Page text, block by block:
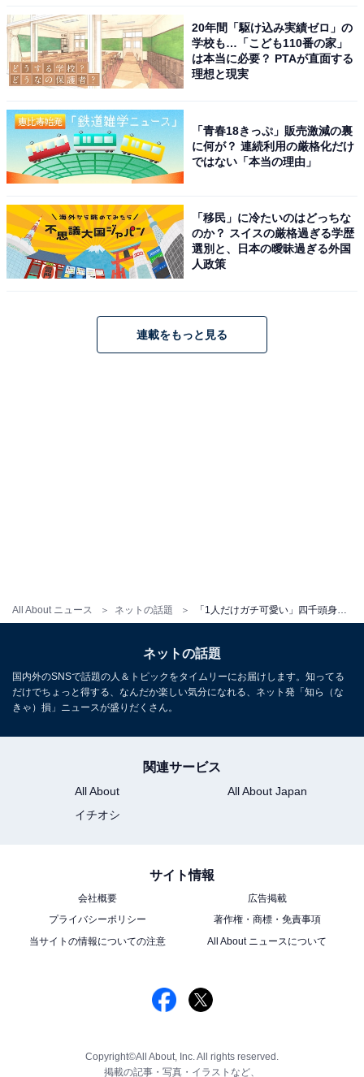
All About ニュース ネットの話題 「1人だけガチ可愛い」四千頭身・石橋、女装姿に「可愛いんだけど無理www」「似合いすぎ」の声
20年間「駆け込み実績ゼロ」の
学校も…「こども110番の家」
は本当に必要？ PTAが直面する
理想と現実
「青春18きっぷ」販売激減の裏
に何が？ 連続利用の厳格化だけ
ではない「本当の理由」
「移民」に冷たいのはどっちな
のか？ スイスの厳格過ぎる学歴
選別と、日本の曖昧過ぎる外国
人政策
連載をもっと見る
ネットの話題
国内外のSNSで話題の人＆トピックをタイムリーにお届けします。知ってる
だけでちょっと得する、なんだか楽しい気分になれる、ネット発「知ら（な
きゃ）損」ニュースが盛りだくさん。
関連サービス
All About
All About Japan
イチオシ
サイト情報
会社概要
広告掲載
プライバシーポリシー
著作権・商標・免責事項
当サイトの情報についての注意
All About ニュースについて
Copyright©All About, Inc. All rights reserved.
掲載の記事・写真・イラストなど、